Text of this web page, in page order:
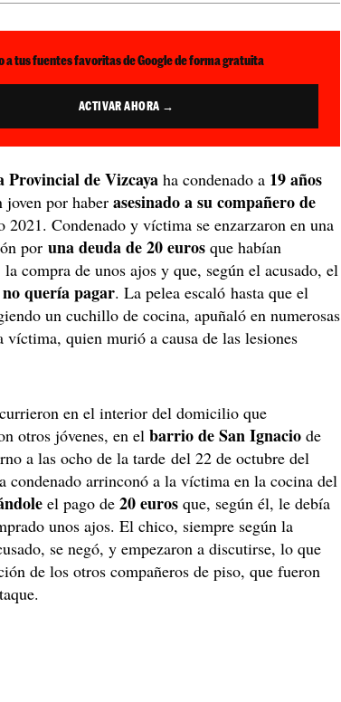
a tus fuentes favoritas de Google de forma gratuita
ACTIVAR AHORA →
Provincial de Vizcaya ha condenado a 19 años
joven por haberasesinado a su compañero de
2021. Condenado y víctima se enzarzaron en una
poruna deuda de 20 euros que habían
compra de unos ajos y que, según el acusado, el
no quería pagar. La pelea escaló hasta que el
un cuchillo de cocina, apuñaló en numerosas
víctima, quien murió a causa de las lesiones
en el interior del domicilio que
otros jóvenes, en elbarrio de San Ignacio de
a las ocho de la tarde del 22 de octubre del
condenado arrinconó a la víctima en la cocina del
el pago de20 euros que, según él, le debía
unos ajos. El chico, siempre según la
se negó, y empezaron a discutirse, lo que
de los otros compañeros de piso, que fueron